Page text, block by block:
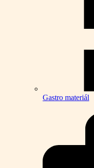
Gastro materiál